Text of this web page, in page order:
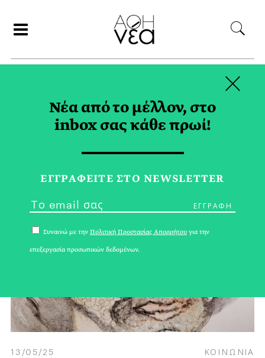
ΒΙΒΛΙΟ TAG
13/05/25 ΚΟΙΝΩΝΙΑ
Νέα από το μέλλον, στο
inbox σας κάθε πρωί!
ΕΓΓPΑΦΕΙΤΕ ΣΤΟ NEWSLETTER
Συναινώ με την Πολιτική Προστασίας Απορρήτου για την
επεξεργασία προσωπικών δεδομένων.
×